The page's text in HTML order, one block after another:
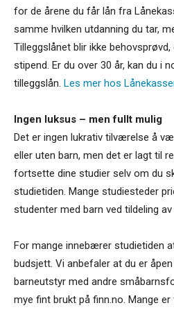
for de årene du får lån fra
samme hvilken utdanning du tar,
Tilleggslånet blir ikke
stipend. Er du over 30 år, kan du i
tilleggslån. Les mer hos
Ingen luksus – men fullt mulig
Det er ingen lukrativ tilværelse å
eller uten barn, men det er lagt til
fortsette dine studier selv om du
studietiden. Mange studiesteder
studenter med barn ved tildeling
For mange innebærer studietiden
budsjett. Vi anbefaler at du er
barneutstyr med andre
mye fint brukt på finn.no. Mange